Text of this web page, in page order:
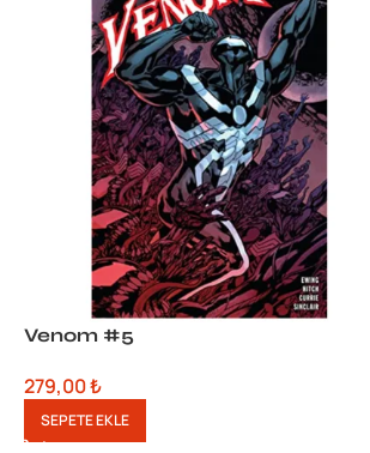
Venom #5
279,00₺
SEPETE EKLE